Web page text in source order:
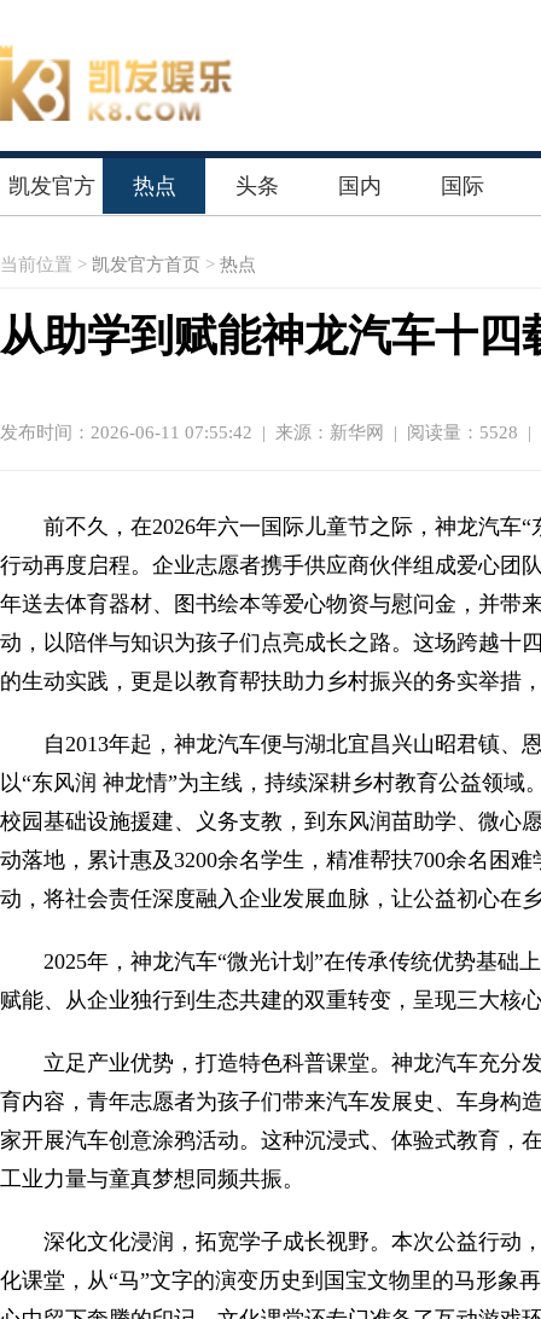
凯发官方 热点 头条 国内 国际
当前位置 > 凯发官方首页 > 热点
从助学到赋能神龙汽车十
发布时间：2026-06-11 07:55:42 | 来源：新华网 | 阅读量：5528 |
前不久，在2026年六一国际儿童节之际，神龙汽
行动再度启程。企业志愿者携手供应商伙伴组成爱心团
年送去体育器材、图书绘本等爱心物资与慰问金，并带
动，以陪伴与知识为孩子们点亮成长之路。这场跨越十
的生动实践，更是以教育帮扶助力乡村振兴的务实举措
自2013年起，神龙汽车便与湖北宜昌兴山昭君镇、
以“东风润 神龙情”为主线，持续深耕乡村教育公益领
校园基础设施援建、义务支教，到东风润苗助学、微心
动落地，累计惠及3200余名学生，精准帮扶700余名困
动，将社会责任深度融入企业发展血脉，让公益初心在
2025年，神龙汽车“微光计划”在传承传统优势基础
赋能、从企业独行到生态共建的双重转变，呈现三大核
立足产业优势，打造特色科普课堂。神龙汽车充分
育内容，青年志愿者为孩子们带来汽车发展史、车身构
家开展汽车创意涂鸦活动。这种沉浸式、体验式教育，
工业力量与童真梦想同频共振。
深化文化浸润，拓宽学子成长视野。本次公益行动
化课堂，从“马”文字的演变历史到国宝文物里的马形象